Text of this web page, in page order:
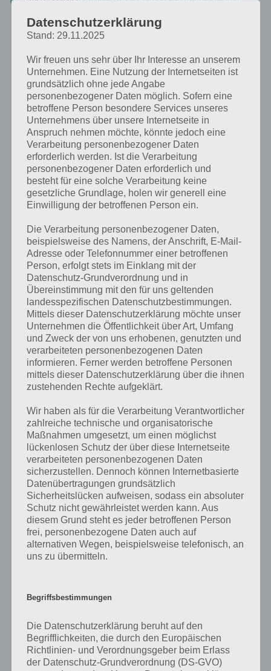
Kurze Begriffserklärung zur Lösung
Sonnen
Sonnen ist die Lösung für das tägliche Bonus Rätsel am 16.6.2020 in 4
Bilder 1 Wort, doch welche Bedeutung hat dieses eigentlich und was
bestimmten Lösungen präsentieren wir daher auch immer eine
kurze Begriffserklärung!
Wenn das Wetter warm und sonnig ist, verbringen die Menschen
gerne Zeit im Freien. Eine Aktivität, die Menschen bei schönem
Wetter oft unternehmen, ist Sonnenbaden. Beim Sonnenbaden sitzt
oder liegt man in der Sonne, um sich zu bräunen. Menschen
verwenden oft Sonnenschutzmittel, um ihre Haut vor den
schädlichen Sonnenstrahlen zu schützen.
Einige Leute glauben, dass Sonnenbaden gesundheitliche Vorteile
haben kann. Die ultravioletten Strahlen der Sonne können Bakterien
der Sonne ist jedoch Vorsicht geboten. Zu viel UV-Strahlung der
Hautalterung und Krebs.
Das Wort sonnen leitet sich vom Verb sun ab, was bedeutet, sich der
Sonne auszusetzen, und baden, was bedeutet, sich zu waschen oder
Datenschutzerklärung
Stand: 29.11.2025
Wir freuen uns sehr über Ihr Interesse an unserem
Unternehmen. Eine Nutzung der Internetseiten ist
grundsätzlich ohne jede Angabe
personenbezogener Daten möglich. Sofern eine
betroffene Person besondere Services unseres
Unternehmens über unsere Internetseite in
Anspruch nehmen möchte, könnte jedoch eine
Verarbeitung personenbezogener Daten
erforderlich werden. Ist die Verarbeitung
personenbezogener Daten erforderlich und
besteht für eine solche Verarbeitung keine
gesetzliche Grundlage, holen wir generell eine
Einwilligung der betroffenen Person ein.
Die Verarbeitung personenbezogener Daten,
beispielsweise des Namens, der Anschrift, E-Mail-
Adresse oder Telefonnummer einer betroffenen
Person, erfolgt stets im Einklang mit der
Datenschutz-Grundverordnung und in
Übereinstimmung mit den für uns geltenden
landesspezifischen Datenschutzbestimmungen.
Mittels dieser Datenschutzerklärung möchte unser
Unternehmen die Öffentlichkeit über Art, Umfang
und Zweck der von uns erhobenen, genutzten und
verarbeiteten personenbezogenen Daten
informieren. Ferner werden betroffene Personen
mittels dieser Datenschutzerklärung über die ihnen
zustehenden Rechte aufgeklärt.
Wir haben als für die Verarbeitung Verantwortlicher
zahlreiche technische und organisatorische
Maßnahmen umgesetzt, um einen möglichst
lückenlosen Schutz der über diese Internetseite
verarbeiteten personenbezogenen Daten
sicherzustellen. Dennoch können Internetbasierte
Datenübertragungen grundsätzlich
Sicherheitslücken aufweisen, sodass ein absoluter
Schutz nicht gewährleistet werden kann. Aus
diesem Grund steht es jeder betroffenen Person
frei, personenbezogene Daten auch auf
alternativen Wegen, beispielsweise telefonisch, an
uns zu übermitteln.
Begriffsbestimmungen
Die Datenschutzerklärung beruht auf den
Begrifflichkeiten, die durch den Europäischen
Richtlinien- und Verordnungsgeber beim Erlass
der Datenschutz-Grundverordnung (DS-GVO)